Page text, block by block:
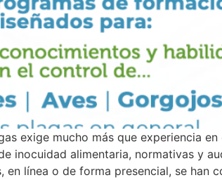
exige mucho más que experiencia
inocuidad alimentaria, normativas y
línea o de forma presencial, se han